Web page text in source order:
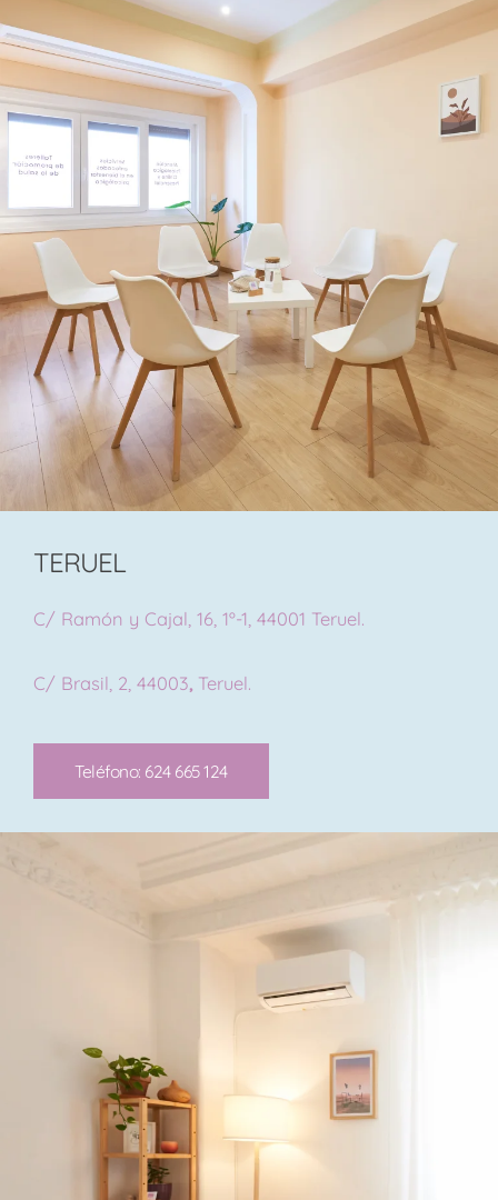
TERUEL
C/ Ramón y Cajal, 16, 1º-1, 44001 Teruel.
C/ Brasil, 2, 44003, Teruel.
Teléfono: 624 665 124